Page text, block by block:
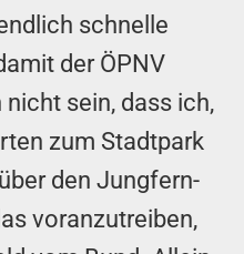
schnelle
der ÖPNV
sein, dass ich,
zum Stadt­park
den Jung­fern­
voranzutreiben,